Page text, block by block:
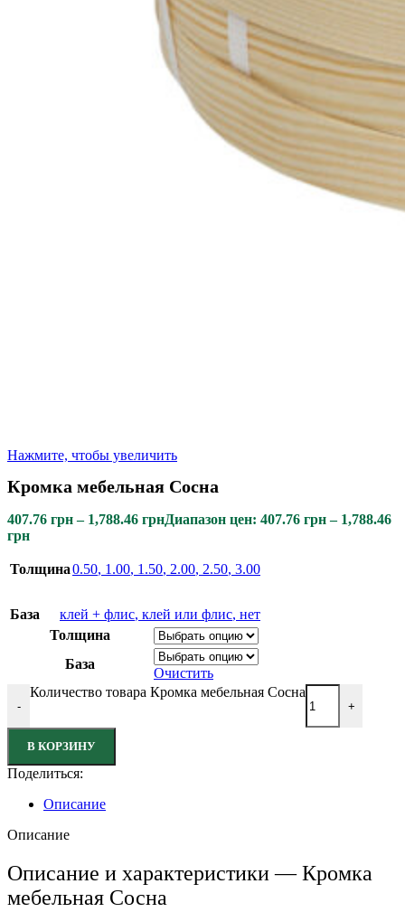
Нажмите, чтобы увеличить
Кромка мебельная Сосна
407.76 грн – 1,788.46 грнДиапазон цен: 407.76 грн – 1,788.46
грн
Толщина0.50, 1.00, 1.50, 2.00, 2.50, 3.00
База клей + флис, клей или флис, нет
Толщина
База
Очистить
-
Количество товара Кромка мебельная Сосна
+
В КОРЗИНУ
Поделиться:
Описание
Описание
Описание и характеристики — Кромка
мебельная Сосна